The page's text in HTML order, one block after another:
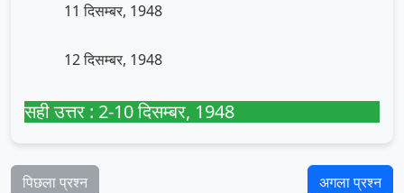
11 दिसम्बर, 1948
12 दिसम्बर, 1948
सही उत्तर : 2-10 दिसम्बर, 1948
पिछला प्रश्न अगला प्रश्न